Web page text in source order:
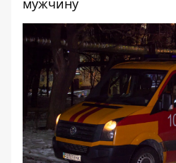
мужчину